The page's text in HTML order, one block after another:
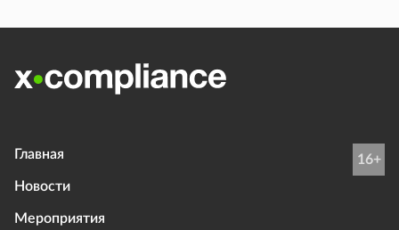
Главная
Новости
Мероприятия
16+